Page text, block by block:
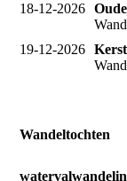
18-12-2026
19-12-2026
Wandeltochten